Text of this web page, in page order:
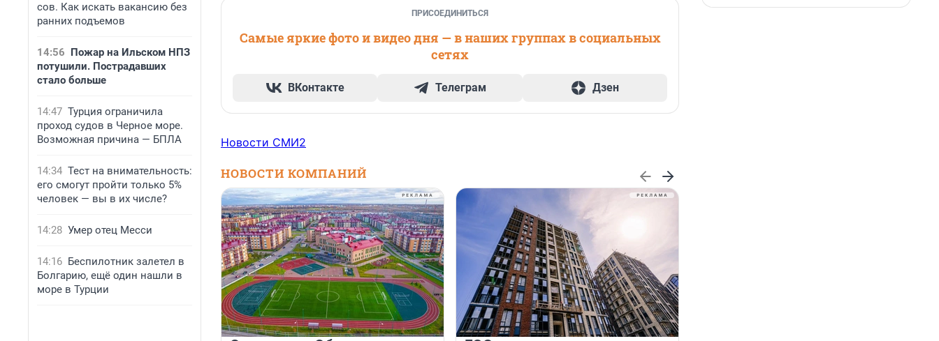
сов. Как искать вакансию без
ранних подъемов
14:56 Пожар на Ильском НПЗ
потушили. Пострадавших
стало больше
14:47 Турция ограничила
проход судов в Черное море.
Возможная причина — БПЛА
14:34 Тест на внимательность:
его смогут пройти только 5%
человек — вы в их числе?
14:28 Умер отец Месси
14:16 Беспилотник залетел в
Болгарию, ещё один нашли в
море в Турции
ПРИСОЕДИНИТЬСЯ
Самые яркие фото и видео дня — в наших группах в социальных
сетях
ВКонтакте Телеграм Дзен
Новости СМИ2
НОВОСТИ КОМПАНИЙ